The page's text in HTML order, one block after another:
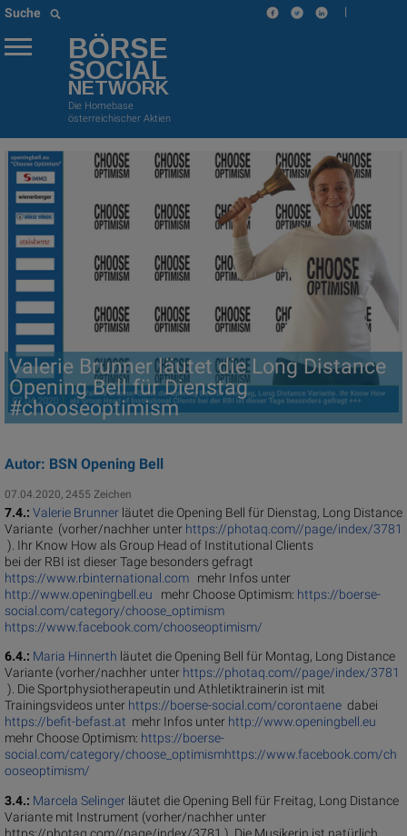
Suche |
BÖRSE
SOCIAL
NETWORK
Die Homebase
österreichischer Aktien
Valerie Brunner läutet die Long Distance
Opening Bell für Dienstag
#chooseoptimism
Autor: BSN Opening Bell
07.04.2020, 2455 Zeichen
7.4.: Valerie Brunner läutet die Opening Bell für Dienstag, Long Distance
Variante (vorher/nachher unter https://photaq.com//page/index/3781
). Ihr Know How als Group Head of Institutional Clients
bei der RBI ist dieser Tage besonders gefragt
https://www.rbinternational.com mehr Infos unter
http://www.openingbell.eu mehr Choose Optimism: https://boerse-
social.com/category/choose_optimism
https://www.facebook.com/chooseoptimism/
6.4.: Maria Hinnerth läutet die Opening Bell für Montag, Long Distance
Variante (vorher/nachher unter https://photaq.com//page/index/3781
). Die Sportphysiotherapeutin und Athletiktrainerin ist mit
Trainingsvideos unter https://boerse-social.com/corontaene dabei
https://befit-befast.at mehr Infos unter http://www.openingbell.eu
mehr Choose Optimism: https://boerse-
social.com/category/choose_optimismhttps://www.facebook.com/ch
ooseoptimism/
3.4.: Marcela Selinger läutet die Opening Bell für Freitag, Long Distance
Variante mit Instrument (vorher/nachher unter
https://photaq.com//page/index/3781 ). Die Musikerin ist natürlich